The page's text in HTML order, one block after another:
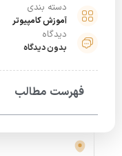
دسته بندی
آموزش کامپیوتر
دیدگاه
بدون دیدگاه
فهرست مطالب